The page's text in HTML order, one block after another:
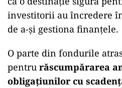
investitorii au încredere
de a-și gestiona finanțele.
O parte din fondurile
pentru răscumpărarea
obligațiunilor cu